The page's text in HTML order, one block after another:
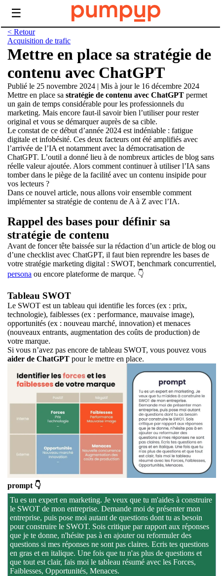
☰
< Retour
Acquisition de trafic
Mettre en place sa stratégie de
contenu avec ChatGPT
Publié le 25 novembre 2024 | Mis à jour le 16 décembre 2024
Mettre en place sa stratégie de contenu avec ChatGPT permet
un gain de temps considérable pour les professionnels du
marketing. Mais encore faut-il savoir bien l’utiliser pour rester
original et vous se démarquer auprès de sa cible.
Le constat de ce début d’année 2024 est indéniable : fatigue
digitale et infobésité. Ces deux facteurs ont été amplifiés avec
l’arrivée de l’IA et notamment avec la démocratisation de
ChatGPT. L’outil a donné lieu à de nombreux articles de blog sans
réelle valeur ajoutée. Alors comment continuer à utiliser l’IA sans
tomber dans le piège de la facilité avec un contenu insipide pour
vos lecteurs ?
Dans ce nouvel article, nous allons voir ensemble comment
implémenter sa stratégie de contenu de A à Z avec l’IA.
Rappel des bases pour définir sa
stratégie de contenu
Avant de foncer tête baissée sur la rédaction d’un article de blog ou
d’une checklist avec ChatGPT, il faut bien reprendre les bases de
votre stratégie marketing digital : SWOT, benchmark concurrentiel,
persona ou encore plateforme de marque. 👇
Tableau SWOT
Le SWOT est un tableau qui identifie les forces (ex : prix,
technologie), faiblesses (ex : performance, mauvaise image),
opportunités (ex : nouveau marché, innovation) et menaces
(nouveaux entrants, augmentation des coûts de production) de
votre marque.
Si vous n’avez pas encore de tableau SWOT, vous pouvez vous
aider de ChatGPT pour le mettre en place.
prompt 👇
Tu es un expert en marketing. Je veux que tu m'aides à construire
le SWOT de mon entreprise. Demande moi de présenter mon
entreprise, puis pose moi autant de questions dont tu as besoin
pour construire le SWOT. Sois critique par rapport aux réponses
que je te donne, n'hésite pas à en ajouter ou reformuler des
questions si mes réponses ne sont pas claires. Ecris tes questions
en gras et en italique. Une fois que tu n'as plus de questions et
que tout est clair, fais moi le tableau résumé avec les Forces,
Faiblesses, Opportunités, Menaces.